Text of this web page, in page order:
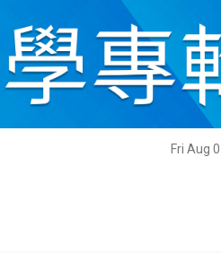
Fri Aug
科技 影片 名